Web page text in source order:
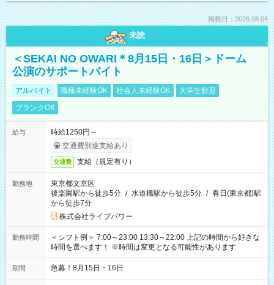
掲載日：2026.08.04
未読
＜SEKAI NO OWARI＊8月15日・16日＞ドーム
公演のサポートバイト
アルバイト 職種未経験OK 社会人未経験OK
大学生歓迎
ブランクOK
給与
時給1250円～
交通費別途支給あり
交通費 支給（規定有り）
勤務地
東京都文京区
後楽園駅から徒歩5分 / 水道橋駅から徒歩5分 / 春日(東京都)駅
から徒歩7分
株式会社ライブパワー
勤務時間
＜シフト例＞ 7:00～23:00 13:30～22:00 上記の時間から好きな
時間を選べます！ ※時間は変更となる可能性があります
期間 急募！8月15日・16日